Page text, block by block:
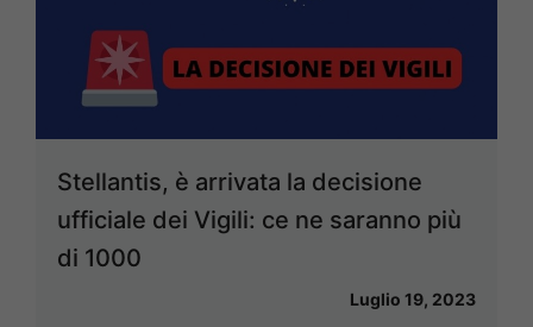
Stellantis, è arrivata la decisione
ufficiale dei Vigili: ce ne saranno più
di 1000
Luglio 19, 2023